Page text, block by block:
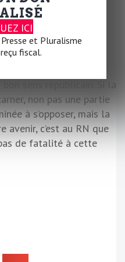
une France dont on
éclatée. Ce
parti de Marine Le Pen
du plus grand
non pas une partie
à s’opposer, mais la
c’est au RN que
de fatalité à cette
ICI
et Pluralisme
fiscal.